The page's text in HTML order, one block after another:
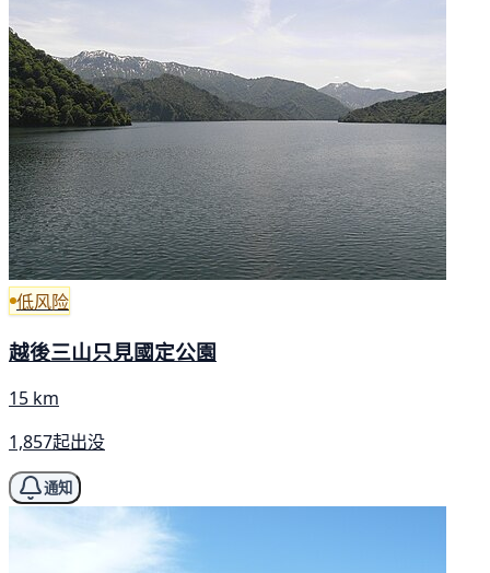
低风险
越後三山只見國定公園
15 km
1,857起出没
通知